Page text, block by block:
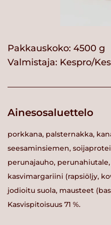
Pakkauskoko: 4500 g
Valmistaja: Kespro/
Ainesosaluettelo
porkkana, palsternakka,
seesaminsiemen,
perunajauho,
kasvimargariini (rapsiöljy,
jodioitu suola, mausteet
Kasvispitoisuus 71 %.